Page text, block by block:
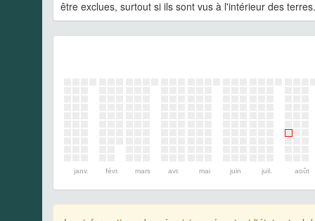
être exclues, surtout si ils sont vus à l'intérieur des terres.
janv. févr. mars avr. mai juin juil. août